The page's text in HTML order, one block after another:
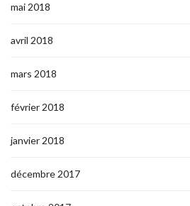
mai 2018
avril 2018
mars 2018
février 2018
janvier 2018
décembre 2017